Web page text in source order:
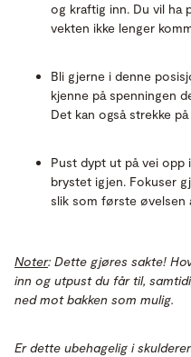
og kraftig inn. Du vil ha
vekten ikke lenger
Bli gjerne i denne
kjenne på spenningen
Det kan også strekke
Pust dypt ut på vei
brystet igjen. Fokuser
slik som første øvelsen
Noter: Dette gjøres sakte!
inn og utpust du får til,
ned mot bakken som mulig.
Er dette ubehagelig i